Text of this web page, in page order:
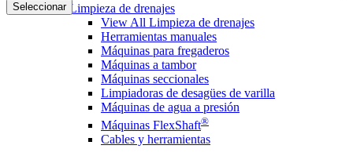
Seleccionar Limpieza de drenajes
View All Limpieza de drenajes
Herramientas manuales
Máquinas para fregaderos
Máquinas a tambor
Máquinas seccionales
Limpiadoras de desagües de varilla
Máquinas de agua a presión
Máquinas FlexShaft®
Cables y herramientas